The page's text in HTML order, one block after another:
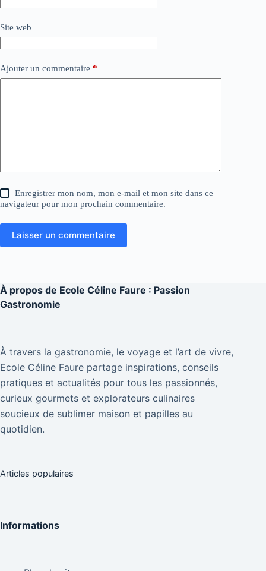
Site web
Ajouter un commentaire *
Enregistrer mon nom, mon e-mail et mon site dans ce
navigateur pour mon prochain commentaire.
Laisser un commentaire
À propos de Ecole Céline Faure : Passion
Gastronomie
À travers la gastronomie, le voyage et l’art de vivre,
Ecole Céline Faure partage inspirations, conseils
pratiques et actualités pour tous les passionnés,
curieux gourmets et explorateurs culinaires
soucieux de sublimer maison et papilles au
quotidien.
Articles populaires
Informations